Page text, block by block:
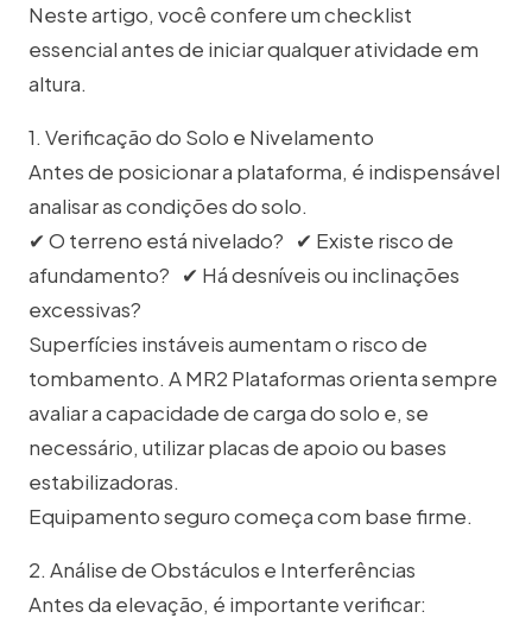
Neste artigo, você confere um checklist
essencial antes de iniciar qualquer atividade em
altura.
1. Verificação do Solo e Nivelamento
Antes de posicionar a plataforma, é indispensável
analisar as condições do solo.
✔ O terreno está nivelado? ✔ Existe risco de
afundamento? ✔ Há desníveis ou inclinações
excessivas?
Superfícies instáveis aumentam o risco de
tombamento. A MR2 Plataformas orienta sempre
avaliar a capacidade de carga do solo e, se
necessário, utilizar placas de apoio ou bases
estabilizadoras.
Equipamento seguro começa com base firme.
2. Análise de Obstáculos e Interferências
Antes da elevação, é importante verificar: